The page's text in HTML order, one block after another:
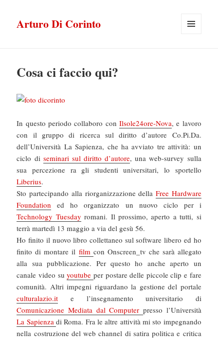
Arturo Di Corinto
Cosa ci faccio qui?
In questo periodo collaboro con Ilsole24ore-Nova, e lavoro
con il gruppo di ricerca sul diritto d’autore Co.Pi.Da.
dell’Università La Sapienza, che ha avviato tre attività: un
ciclo di seminari sul diritto d’autore, una web-survey sulla
sua percezione ra gli studenti universitari, lo sportello
Liberius.
Sto partecipando alla riorganizzazione della Free Hardware
Foundation ed ho organizzato un nuovo ciclo per i
Technology Tuesday romani. Il prossimo, aperto a tutti, si
terrà martedì 13 maggio a via del gesù 56.
Ho finito il nuovo libro collettaneo sul software libero ed ho
finito di montare il film con Onscreen_tv che sarà allegato
alla sua pubblicazione. Per questo ho anche aperto un
canale video suyoutube per postare delle piccole clip e fare
comunità. Altri impegni riguardano la gestione del portale
culturalazio.it e l’insegnamento universitario di
Comunicazione Mediata dal Computer presso l’Università
La Sapienzadi Roma. Fra le altre attività mi sto impegnando
nella costruzione del web channel di satira politica e critica